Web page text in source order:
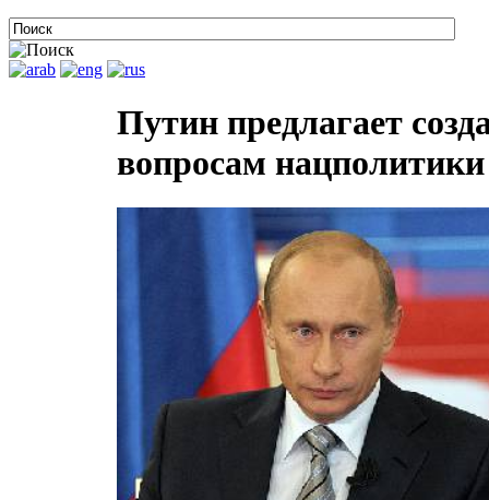
Путин предлагает
вопросам нацполитики